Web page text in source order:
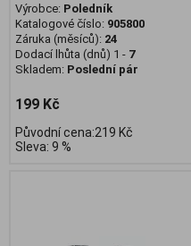
Výrobce: Poledník
Katalogové číslo: 905800
Záruka (měsíců): 24
Dodací lhůta (dnů) 1 - 7
Skladem: Poslední pár
199 Kč
Původní cena:219 Kč
Sleva: 9 %